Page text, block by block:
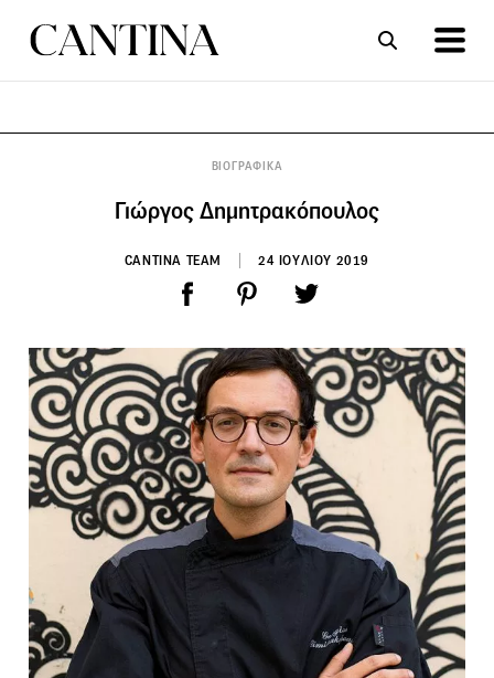
ΒΙΟΓΡΑΦΙΚΑ
Γιώργος Δημητρακόπουλος
CANTINA TEAM 24 ΙΟΥΛΙΟΥ 2019